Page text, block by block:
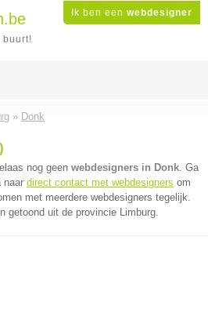
Ik ben een webdesigner
buurt!
» Donk
nog geen webdesigners in Donk. Ga
naar direct contact met webdesigners om
met meerdere webdesigners tegelijk.
getoond uit de provincie Limburg.